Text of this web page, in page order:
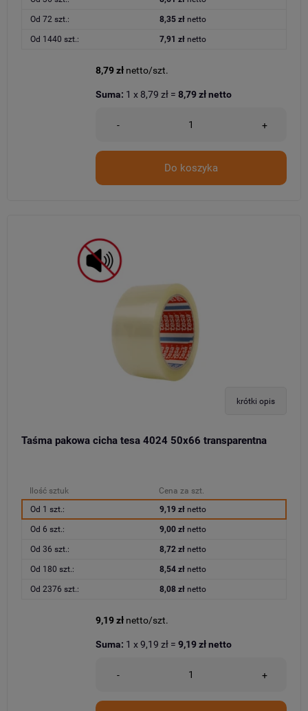
Od 72 szt.: 8,35 złnetto
Od 1440 szt.: 7,91 złnetto
8,79 zł netto/szt.
- +
Do koszyka
Suma: 1 x 8,79 zł = 8,79 złnetto
krótki opis
Taśma pakowa cicha tesa 4024 50x66 transparentna
Ilość sztuk
Cena za szt.
Od 1 szt.:
9,19 złnetto
Od 6 szt.: 9,00 złnetto
Od 36 szt.: 8,72 złnetto
Od 180 szt.: 8,54 złnetto
Od 2376 szt.: 8,08 złnetto
9,19 zł netto/szt.
- +
Suma: 1 x9,19 zł = 9,19 złnetto